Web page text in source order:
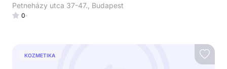
Petneházy utca 37-47., Budapest
0
KOZMETIKA